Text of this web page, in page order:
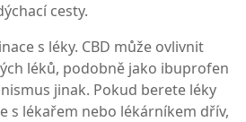
cesty.
s léky. CBD může ovlivnit
léků, podobně jako ibuprofen
jinak. Pokud berete léky
s lékařem nebo lékárníkem dřív,